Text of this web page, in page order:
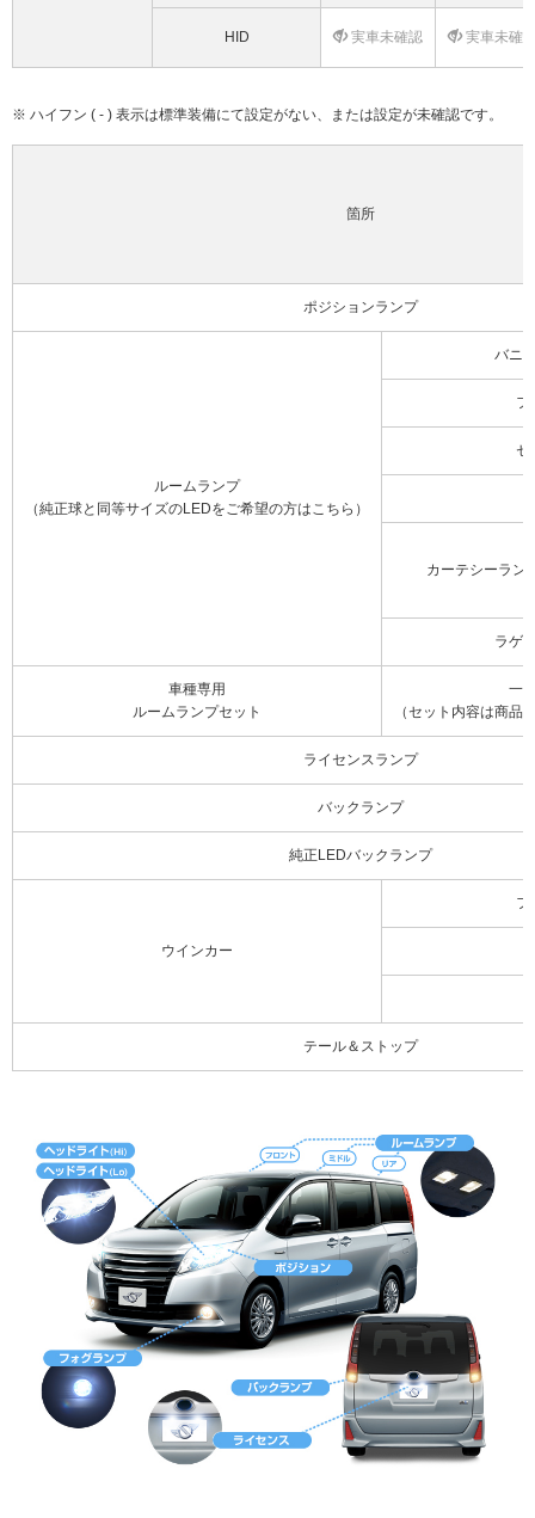
HID 実車未確認 実車未確
※ ハイフン ( - ) 表示は標準装備にて設定がない、または設定が未確認です。
箇所
ポジションランプ
ルームランプ
（純正球と同等サイズのLEDをご希望の方はこちら）
バニ
フ
セ
カーテシーラン
ラゲ
車種専用
ルームランプセット
一
（セット内容は商品
ライセンスランプ
バックランプ
純正LEDバックランプ
ウインカー
フ
テール＆ストップ